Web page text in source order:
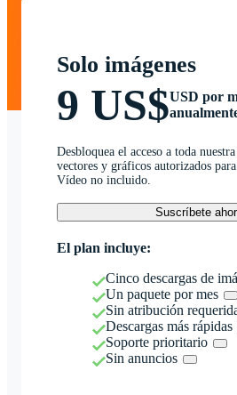
Solo imágenes
9 US$USD por
Desbloquea el acceso a toda
vectores y gráficos autorizados para
Vídeo no incluido.
Suscríbete
El plan incluye:
Cinco descargas de
Un paquete por mes
Sin atribución
Descargas más rápidas
Soporte prioritario
Sin anuncios